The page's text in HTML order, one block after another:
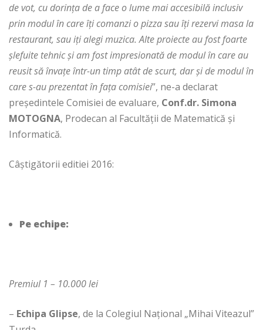
de vot, cu dorinţa de a face o lume mai accesibilă inclusiv
prin modul în care îţi comanzi o pizza sau îţi rezervi masa la
restaurant, sau iţi alegi muzica. Alte proiecte au fost foarte
şlefuite tehnic şi am fost impresionată de modul în care au
reusit să învaţe într-un timp atât de scurt, dar şi de modul în
care s-au prezentat în faţa comisiei”, ne-a declarat
preşedintele Comisiei de evaluare, Conf.dr. Simona
MOTOGNA, Prodecan al Facultății de Matematică și
Informatică.
Câştigătorii editiei 2016:
Pe echipe:
Premiul 1 – 10.000 lei
– Echipa Glipse, de la Colegiul Naţional „Mihai Viteazul”